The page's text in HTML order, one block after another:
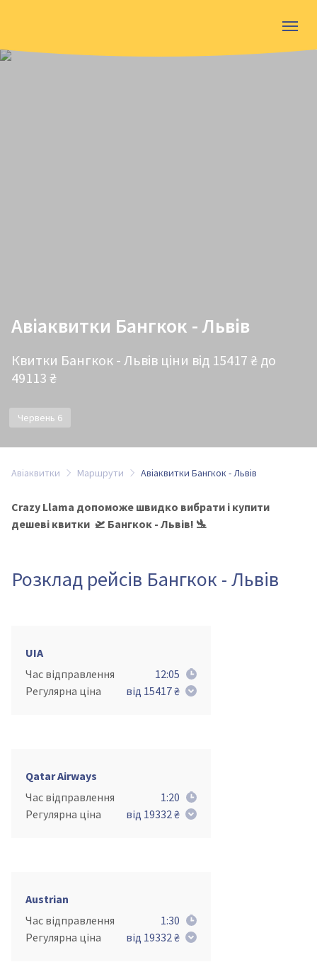
Авіаквитки Бангкок - Львів
Квитки Бангкок - Львів ціни від 15417 ₴ до
49113 ₴
Червень 6
Авіаквитки Маршрути Авіаквитки Бангкок - Львів
Crazy Llama допоможе швидко вибрати і купити
дешеві квитки 🛫 Бангкок - Львів! 🛬
Розклад рейсів Бангкок - Львів
UIA
Час відправлення
12:05
Регулярна ціна
від 15417 ₴
Qatar Airways
Час відправлення
1:20
Регулярна ціна
від 19332 ₴
Austrian
Час відправлення
1:30
Регулярна ціна
від 19332 ₴